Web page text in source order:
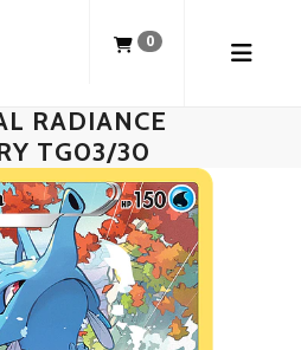
0
RADIANCE
TG03/30